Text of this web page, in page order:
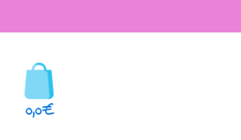
0,0€